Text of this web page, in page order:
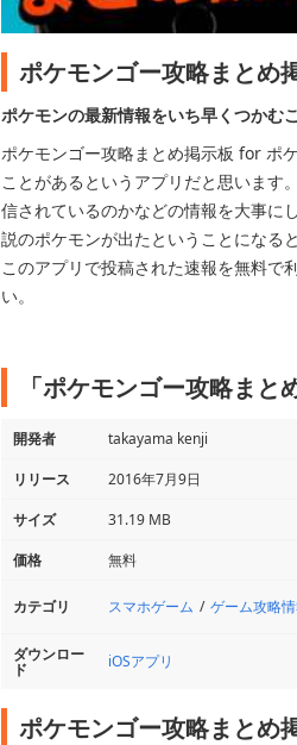
ポケモンゴー攻略まとめ
ポケモンの最新情報をいち早くつかむ
ポケモンゴー攻略まとめ掲示板 for ポ
ことがあるというアプリだと思います
信されているのかなどの情報を大事に
説のポケモンが出たということになる
このアプリで投稿された速報を無料で
い。
「ポケモンゴー攻略ま
開発者
takayama kenji
リリース
2016年7月9日
サイズ
31.19 MB
価格
無料
カテゴリ スマホゲーム ゲーム攻略
ダウンロー
ド iOSアプリ
ポケモンゴー攻略まとめ